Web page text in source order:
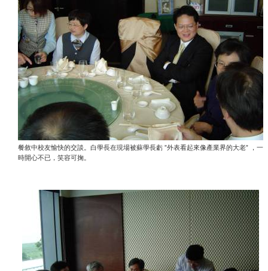
餐敘中校友愉快的交談。白學長在現場被蘇學長虧 ”外表看起來像產業界的大老”
，一
時開心不已，笑容可掬。